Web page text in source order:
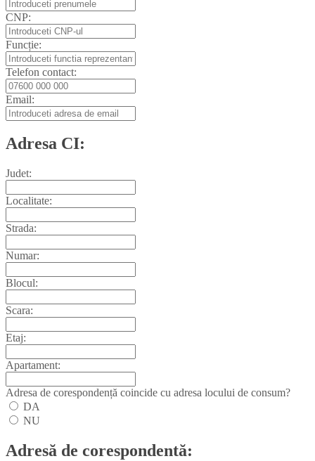
CNP:
Funcție:
Telefon contact:
Email:
Adresa CI:
Judet:
Localitate:
Strada:
Numar:
Blocul:
Scara:
Etaj:
Apartament:
Adresa de corespondență coincide cu adresa locului de consum?
DA
NU
Adresă de corespondentă: